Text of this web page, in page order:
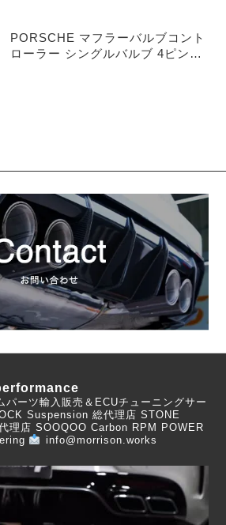
PORSCHE マフラーバルブコント
ローラー シングルバルブ 4ピンタ
パーツ輸入販売＆ECUチューニングサー
Suspension 総代理店 STONE
理店 SOOQOO Carbon RPM POWER
info@morrison.works